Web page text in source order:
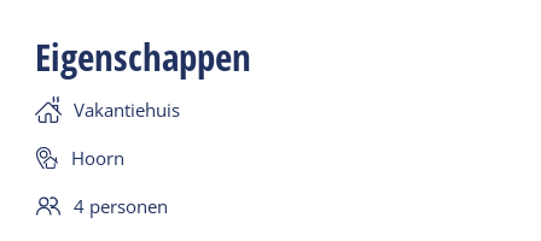
zijn voldoende servies en pannen aanwezig voor
vier personen. De appartementen zijn gelijkvloers
en liggen direct aan het binnenplein bij de receptie.
Op het terrein staan verschillende zitjes.
Eigenschappen
Vakantiehuis
Hoorn
4 personen